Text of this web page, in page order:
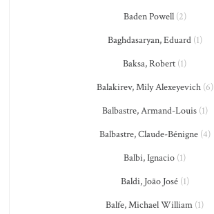
Baden Powell(2)
Baghdasaryan, Eduard(1)
Baksa, Robert (1)
Balakirev, Mily Alexeyevich(6)
Balbastre, Armand-Louis(1)
Balbastre, Claude-Bénigne(4)
Balbi, Ignacio (1)
Baldi, João José(1)
Balfe, Michael William (1)